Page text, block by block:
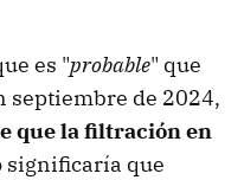
es "probable" que
septiembre de 2024,
que la filtración en
significaría que